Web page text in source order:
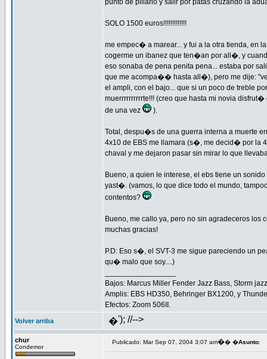
punto de pillarlo y salir por patas cruzando la
SOLO 1500 euros!!!!!!!!!!!!!
me empec� a marear... y fui a la otra tienda, en
cogerme un ibanez que ten�an por all�, y
eso sonaba de pena penita pena... estaba por
que me acompa�� hasta all�), pero me dije:
el ampli, con el bajo... que si un poco de treble
muerrrrrrrrrrte!!! (creo que hasta mi novia
de una vez
).
Total, despu�s de una guerra interna a muerte
4x10 de EBS me llamara (s�, me decid� por la
chaval y me dejaron pasar sin mirar lo que
Bueno, a quien le interese, el ebs tiene un
yast�. (vamos, lo que dice todo el mundo,
contentos?
Bueno, me callo ya, pero no sin agradeceros
muchas gracias!
P.D: Eso s�, el SVT-3 me sigue pareciendo un
qu� malo que soy....)
Bajos: Marcus Miller Fender Jazz Bass, Storm
Amplis: EBS HD350, Behringer BX1200, y
Efectos: Zoom 506II.
Volver arriba �'); //-->
chur
Condemor
Publicado: Mar Sep 07, 2004 3:07 am�� �Asunto: